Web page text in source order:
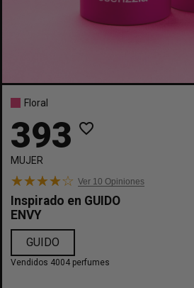
Floral
393 favorite_border
MUJER
Ver 10 Opiniones
Inspirado en GUIDO
ENVY
GUIDO
Vendidos 4004 perfumes